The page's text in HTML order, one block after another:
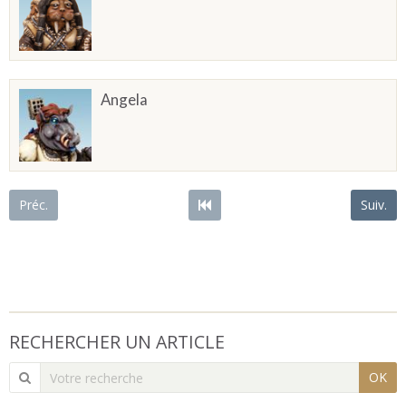
Angela
Préc. Suiv.
RECHERCHER UN ARTICLE
OK